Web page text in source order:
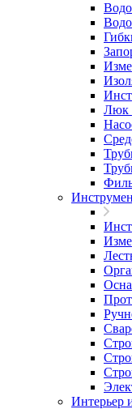
Люк
Интерьер